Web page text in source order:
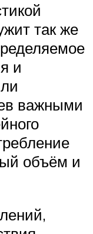
так же
и
важными
объём и